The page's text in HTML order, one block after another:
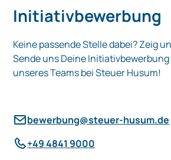
Initiativbewerbung
Keine passende Stelle dabei? Zeig
Sende uns Deine Initiativbewerbung
unseres Teams bei Steuer Husum!
bewerbung@steuer-husum.de
+49 4841 9000